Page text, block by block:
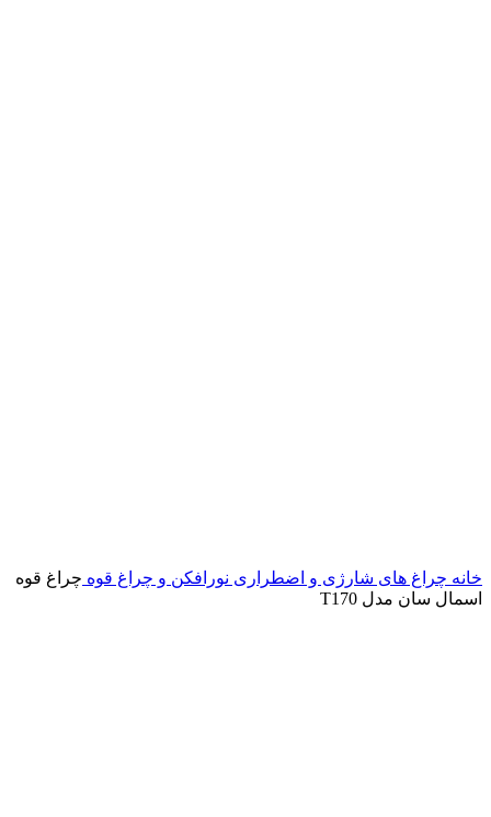
خانه چراغ های شارژی و اضطراری نورافکن و چراغ قوه چراغ قوه
اسمال سان مدل T170